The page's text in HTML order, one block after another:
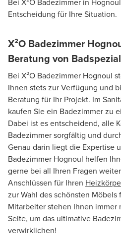
Entscheidung für Ihre Situation.
X²O Badezimmer
Beratung von
Bei X²O Badezimmer Hognoul
Ihnen stets zur Verfügung und
Beratung für Ihr Projekt. Im
kaufen Sie ein Badezimmer zu
Dabei ist es entscheidend, alle
Badezimmer sorgfältig und
Genau darin liegt die Expertise
Badezimmer Hognoul helfen
gerne bei all Ihren Fragen
Anschlüssen für Ihren
zur Wahl des schönsten
Mitarbeiter stehen Ihnen immer
Seite, um das ultimative
verwirklichen!